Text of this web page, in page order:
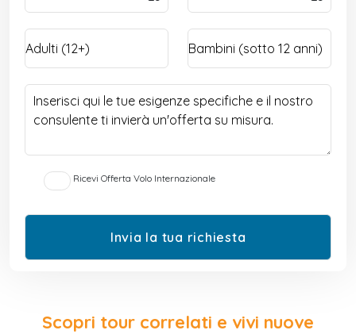
Ricevi Offerta Volo Internazionale
Scopri tour correlati e vivi nuove